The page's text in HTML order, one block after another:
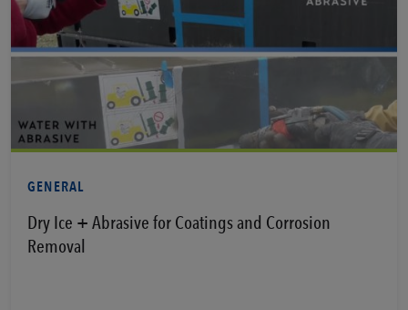
GENERAL
Dry Ice + Abrasive for Coatings and Corrosion
Removal
Per saperne di più